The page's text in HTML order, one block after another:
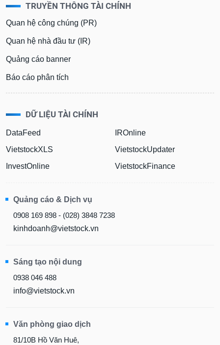
TRUYỀN THÔNG TÀI CHÍNH
Quan hệ công chúng (PR)
Quan hệ nhà đầu tư (IR)
Quảng cáo banner
Báo cáo phân tích
DỮ LIỆU TÀI CHÍNH
DataFeed
VietstockXLS
InvestOnline
IROnline
VietstockUpdater
VietstockFinance
Quảng cáo & Dịch vụ
0908 169 898 - (028) 3848 7238
kinhdoanh@vietstock.vn
Sáng tạo nội dung
0938 046 488
info@vietstock.vn
Văn phòng giao dịch
81/10B Hồ Văn Huê,